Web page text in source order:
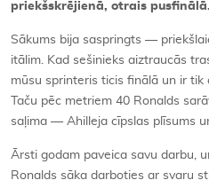
priekšskrējienā, otrais
Sākums bija saspringts —
itālim. Kad sešinieks aiztraucās
mūsu sprinteris ticis finālā un ir
Taču pēc metriem 40 Ronalds
saļima — Ahilleja cīpslas plīsums
Ārsti godam paveica savu darbu,
Ronalds sāka darboties ar svaru